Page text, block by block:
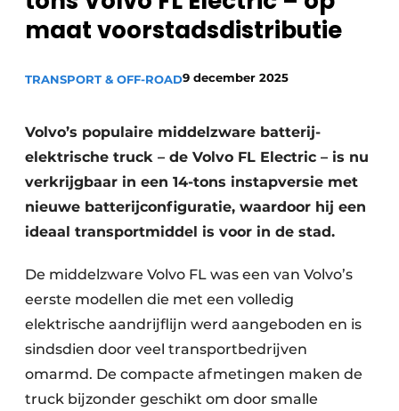
Privacy / Cookie statement
Vacature aanmelden
maat voorstadsdistributie
TRANSPORT & OFF-ROAD9 december 2025
Volvo’s populaire middelzware batterij-
elektrische truck – de Volvo FL Electric – is nu
verkrijgbaar in een 14-tons instapversie met
nieuwe batterijconfiguratie, waardoor hij een
ideaal transportmiddel is voor in de stad.
De middelzware Volvo FL was een van Volvo’s
eerste modellen die met een volledig
elektrische aandrijflijn werd aangeboden en is
sindsdien door veel transportbedrijven
omarmd. De compacte afmetingen maken de
truck bijzonder geschikt om door smalle